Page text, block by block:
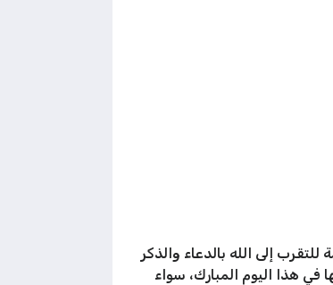
إلى الله بالدعاء والذكر
في هذا اليوم المبارك، سواء